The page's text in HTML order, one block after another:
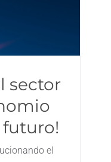
sector
el